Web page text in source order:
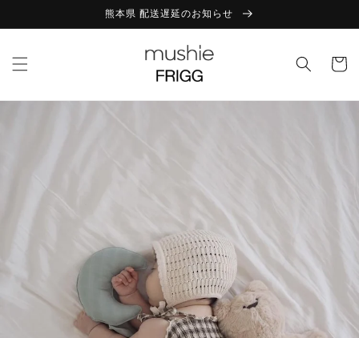
進む
熊本県 配送遅延のお知らせ
ー